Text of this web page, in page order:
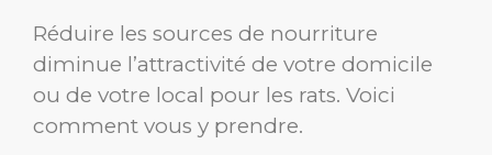
Réduire les sources de nourriture
diminue l’attractivité de votre domicile
ou de votre local pour les rats. Voici
comment vous y prendre.